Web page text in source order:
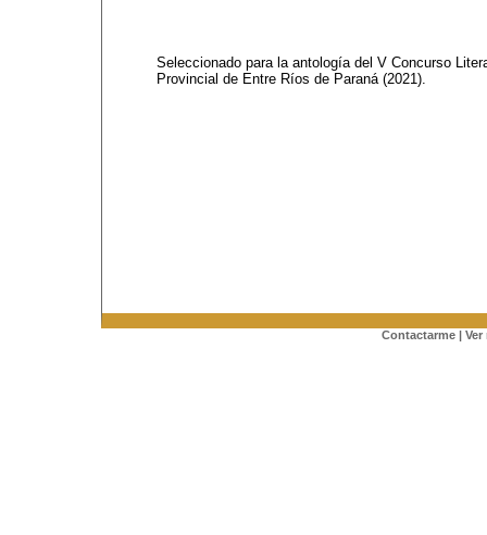
Seleccionado para la antología del V Concurso
Provincial de Entre Ríos de Paraná(2021).
Contactarme | Ver